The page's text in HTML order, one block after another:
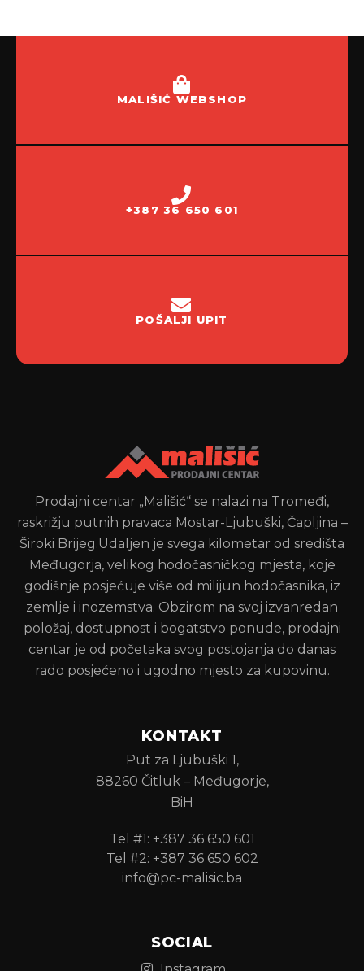
MALIŠIĆ WEBSHOP
+387 36 650 601
POŠALJI UPIT
Prodajni centar „Mališić“ se nalazi na Tromeđi,
raskrižju putnih pravaca Mostar-Ljubuški, Čapljina –
Široki Brijeg.Udaljen je svega kilometar od središta
Međugorja, velikog hodočasničkog mjesta, koje
godišnje posjećuje više od milijun hodočasnika, iz
zemlje i inozemstva. Obzirom na svoj izvanredan
položaj, dostupnost i bogatstvo ponude, prodajni
centar je od početaka svog postojanja do danas
rado posjećeno i ugodno mjesto za kupovinu.
KONTAKT
Put za Ljubuški 1,
88260 Čitluk – Međugorje,
BiH
Tel #1: +387 36 650 601
Tel #2: +387 36 650 602
info@pc-malisic.ba
SOCIAL